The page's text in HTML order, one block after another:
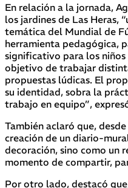
En relación a la jornada,
los jardines de Las Heras,
temática del Mundial de
herramienta pedagógica,
significativo para los
objetivo de trabajar
propuestas lúdicas. El
su identidad, sobra la
trabajo en equipo”,
También aclaró que,
creación de un diario-
decoración, sino como un
momento de compartir,
Por otro lado, destacó